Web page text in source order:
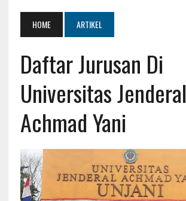
HOME ARTIKEL
Daftar Jurusan Di
Universitas Jenderal
Achmad Yani